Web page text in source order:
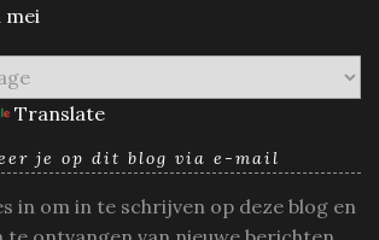
mei
Translate
je op dit blog via e-mail
in om in te schrijven op deze blog en